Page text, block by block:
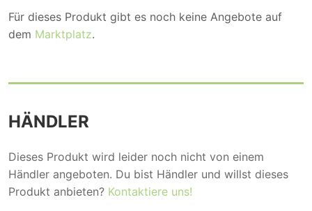
Für dieses Produkt gibt es noch keine Angebote auf
dem Marktplatz.
HÄNDLER
Dieses Produkt wird leider noch nicht von einem
Händler angeboten. Du bist Händler und willst dieses
Produkt anbieten? Kontaktiere uns!